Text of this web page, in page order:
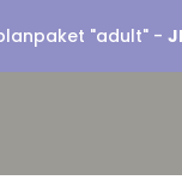
"adult" -